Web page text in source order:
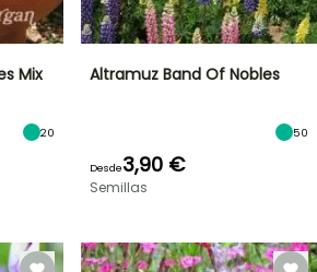
Mix
20
Altramuz Band Of Nobles
50
Desde3,90 €
Semillas